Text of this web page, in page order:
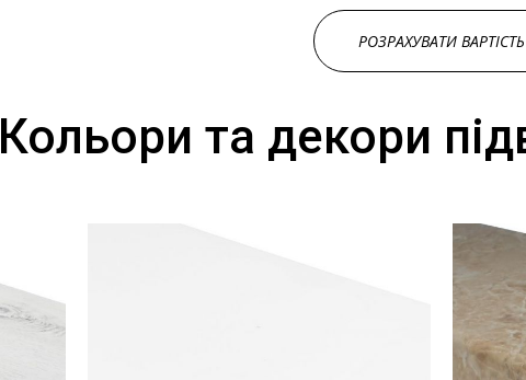
РОЗРАХУВАТИ ВАРТІСТЬ
Кольори та декори